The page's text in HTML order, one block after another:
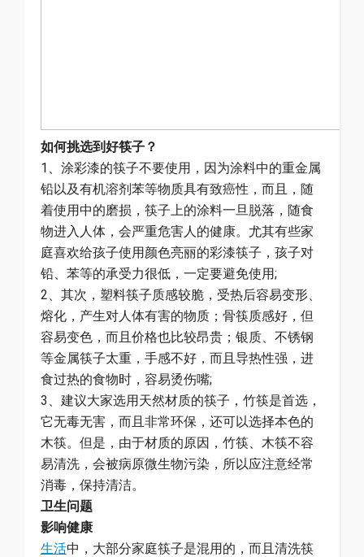
如何挑选到好筷子？
1、涂彩漆的筷子不要使用，因为涂料中的重金属
铅以及有机溶剂苯等物质具有致癌性，而且，随
着使用中的磨损，筷子上的涂料一旦脱落，随食
物进入人体，会严重危害人的健康。尤其有些家
庭喜欢给孩子使用颜色亮丽的彩漆筷子，孩子对
铅、苯等的承受力很低，一定要避免使用;
2、其次，塑料筷子质感较脆，受热后容易变形、
熔化，产生对人体有害的物质；骨筷质感好，但
容易变色，而且价格也比较昂贵；银质、不锈钢
等金属筷子太重，手感不好，而且导热性强，进
食过热的食物时，容易烫伤嘴;
3、建议大家选用天然材质的筷子，竹筷是首选，
它无毒无害，而且非常环保，还可以选择本色的
木筷。但是，由于材质的原因，竹筷、木筷不容
易清洗，会被病原微生物污染，所以应注意经常
消毒，保持清洁。
卫生问题
影响健康
生活中，大部分家庭筷子是混用的，而且清洗筷